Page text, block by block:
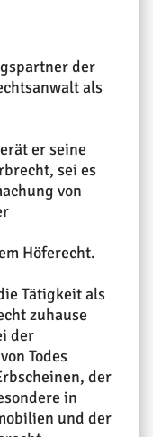
der
als
er seine
sei es
von
Höferecht.
Tätigkeit als
zuhause
der
Todes
der
in
und der